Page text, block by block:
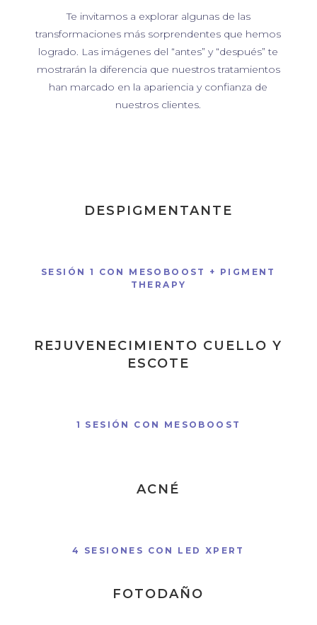
Te invitamos a explorar algunas de las
transformaciones más sorprendentes que hemos
logrado. Las imágenes del “antes” y “después” te
mostrarán la diferencia que nuestros tratamientos
han marcado en la apariencia y confianza de
nuestros clientes.
DESPIGMENTANTE
SESIÓN 1 CON MESOBOOST + PIGMENT
THERAPY
REJUVENECIMIENTO CUELLO Y
ESCOTE
1 SESIÓN CON MESOBOOST
ACNÉ
4 SESIONES CON LED XPERT
FOTODAÑO